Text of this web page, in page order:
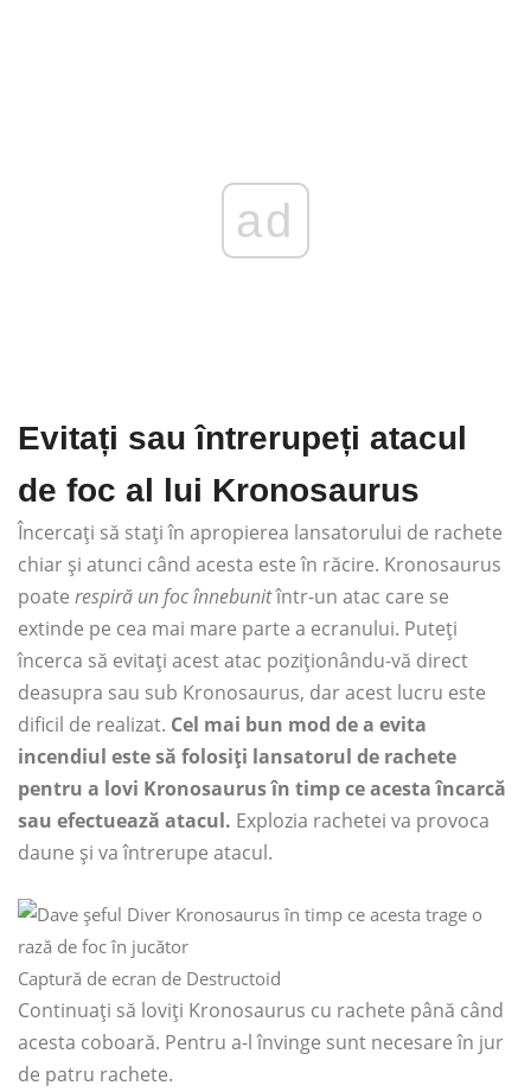
ad
Evitați sau întrerupeți atacul
de foc al lui Kronosaurus
Încercați să stați în apropierea lansatorului de rachete
chiar și atunci când acesta este în răcire. Kronosaurus
poate respiră un foc înnebunitîntr-un atac care se
extinde pe cea mai mare parte a ecranului. Puteți
încerca să evitați acest atac poziționându-vă direct
deasupra sau sub Kronosaurus, dar acest lucru este
dificil de realizat. Cel mai bun mod de a evita
incendiul este să folosiți lansatorul de rachete
pentru a lovi Kronosaurus în timp ce acesta încarcă
sau efectuează atacul. Explozia rachetei va provoca
daune și va întrerupe atacul.
Captură de ecran de Destructoid
Continuați să loviți Kronosaurus cu rachete până când
acesta coboară. Pentru a-l învinge sunt necesare în jur
de patru rachete.